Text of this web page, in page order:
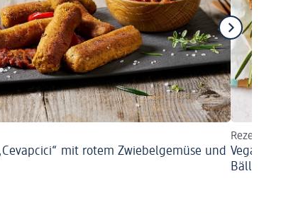
mit rotem Zwiebelgemüse und
Rezept
Vegane
Bällchen